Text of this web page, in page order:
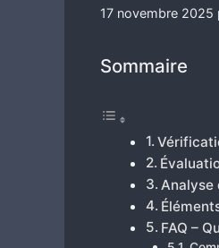
17 novembre 2025
Sommaire
Analyse
FAQ –